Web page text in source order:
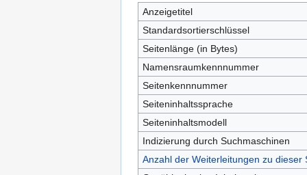
Anzeigetitel
Standardsortierschlüssel
Seitenlänge (in Bytes)
Namensraumkennnummer
Seitenkennnummer
Seiteninhaltssprache
Seiteninhaltsmodell
Indizierung durch Suchmaschinen
Anzahl der Weiterleitungen zu dieser